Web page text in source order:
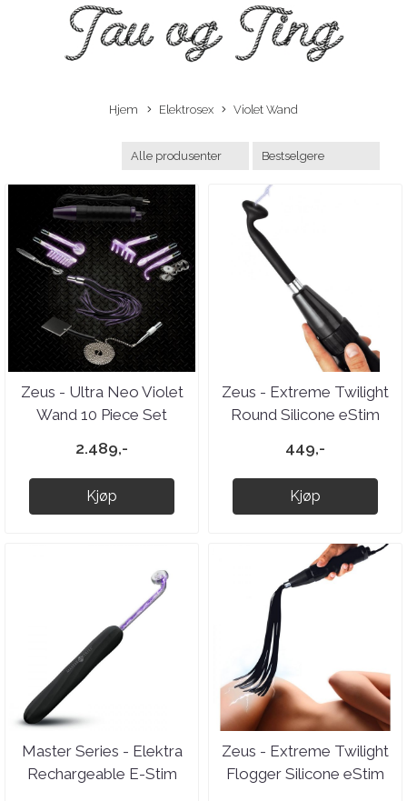
Hjem Elektrosex Violet Wand
Zeus - Ultra Neo Violet
Wand 10 Piece Set
2.489,-
Kjøp
Zeus - Extreme Twilight
Round Silicone eStim
449,-
Kjøp
Master Series - Elektra
Rechargeable E-Stim
Zeus - Extreme Twilight
Flogger Silicone eStim